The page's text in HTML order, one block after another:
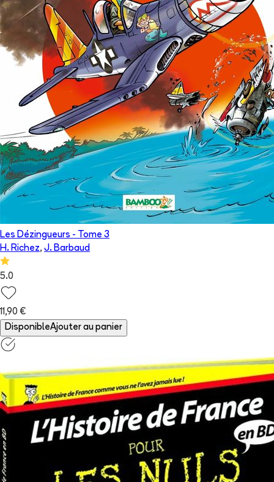
Les Dézingueurs - Tome 3
H. Richez, J. Barbaud
5.0
11,90 €
DisponibleAjouter au panier